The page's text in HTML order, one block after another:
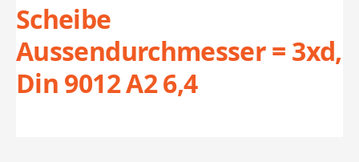
Scheibe
Aussendurchmesser = 3xd,
Din 9012 A2 6,4